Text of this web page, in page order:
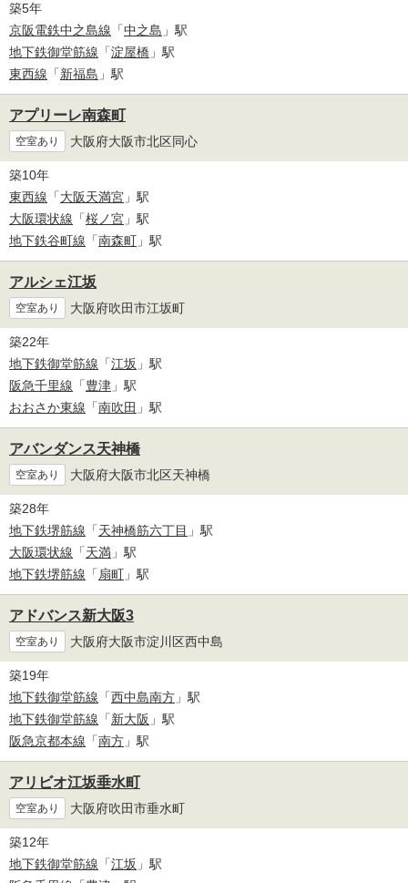
築5年
京阪電鉄中之島線 「中之島 」駅
地下鉄御堂筋線 「淀屋橋 」駅
東西線 「新福島 」駅
アプリーレ南森町
空室あり 大阪府大阪市北区同心
築10年
東西線 「大阪天満宮 」駅
大阪環状線 「桜ノ宮 」駅
地下鉄谷町線 「南森町 」駅
アルシェ江坂
空室あり 大阪府吹田市江坂町
築22年
地下鉄御堂筋線 「江坂 」駅
阪急千里線 「豊津 」駅
おおさか東線 「南吹田 」駅
アバンダンス天神橋
空室あり 大阪府大阪市北区天神橋
築28年
地下鉄堺筋線 「天神橋筋六丁目 」駅
大阪環状線 「天満 」駅
地下鉄堺筋線 「 扇町 」駅
アドバンス新大阪3
空室あり 大阪府大阪市淀川区西中島
築19年
地下鉄御堂筋線 「西中島南方 」駅
地下鉄御堂筋線 「新大阪 」駅
阪急京都本線 「南方 」駅
アリビオ江坂垂水町
空室あり 大阪府吹田市垂水町
築12年
地下鉄御堂筋線 「江坂 」駅